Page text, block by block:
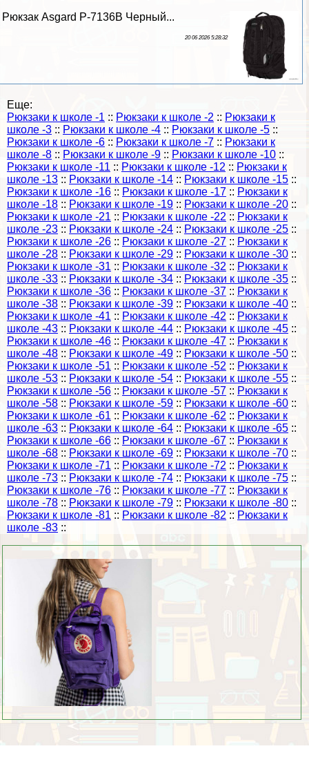
Рюкзак Asgard Р-7136В Черный...
20 06 2026 5:28:32
Еще:
Рюкзаки к школе -1 :: Рюкзаки к школе -2 :: Рюкзаки к
школе -3 :: Рюкзаки к школе -4 :: Рюкзаки к школе -5 ::
Рюкзаки к школе -6 :: Рюкзаки к школе -7 :: Рюкзаки к
школе -8 :: Рюкзаки к школе -9 :: Рюкзаки к школе -10 ::
Рюкзаки к школе -11 :: Рюкзаки к школе -12 :: Рюкзаки к
школе -13 :: Рюкзаки к школе -14 :: Рюкзаки к школе -15 ::
Рюкзаки к школе -16 :: Рюкзаки к школе -17 :: Рюкзаки к
школе -18 :: Рюкзаки к школе -19 :: Рюкзаки к школе -20 ::
Рюкзаки к школе -21 :: Рюкзаки к школе -22 :: Рюкзаки к
школе -23 :: Рюкзаки к школе -24 :: Рюкзаки к школе -25 ::
Рюкзаки к школе -26 :: Рюкзаки к школе -27 :: Рюкзаки к
школе -28 :: Рюкзаки к школе -29 :: Рюкзаки к школе -30 ::
Рюкзаки к школе -31 :: Рюкзаки к школе -32 :: Рюкзаки к
школе -33 :: Рюкзаки к школе -34 :: Рюкзаки к школе -35 ::
Рюкзаки к школе -36 :: Рюкзаки к школе -37 :: Рюкзаки к
школе -38 :: Рюкзаки к школе -39 :: Рюкзаки к школе -40 ::
Рюкзаки к школе -41 :: Рюкзаки к школе -42 :: Рюкзаки к
школе -43 :: Рюкзаки к школе -44 :: Рюкзаки к школе -45 ::
Рюкзаки к школе -46 :: Рюкзаки к школе -47 :: Рюкзаки к
школе -48 :: Рюкзаки к школе -49 :: Рюкзаки к школе -50 ::
Рюкзаки к школе -51 :: Рюкзаки к школе -52 :: Рюкзаки к
школе -53 :: Рюкзаки к школе -54 :: Рюкзаки к школе -55 ::
Рюкзаки к школе -56 :: Рюкзаки к школе -57 :: Рюкзаки к
школе -58 :: Рюкзаки к школе -59 :: Рюкзаки к школе -60 ::
Рюкзаки к школе -61 :: Рюкзаки к школе -62 :: Рюкзаки к
школе -63 :: Рюкзаки к школе -64 :: Рюкзаки к школе -65 ::
Рюкзаки к школе -66 :: Рюкзаки к школе -67 :: Рюкзаки к
школе -68 :: Рюкзаки к школе -69 :: Рюкзаки к школе -70 ::
Рюкзаки к школе -71 :: Рюкзаки к школе -72 :: Рюкзаки к
школе -73 :: Рюкзаки к школе -74 :: Рюкзаки к школе -75 ::
Рюкзаки к школе -76 :: Рюкзаки к школе -77 :: Рюкзаки к
школе -78 :: Рюкзаки к школе -79 :: Рюкзаки к школе -80 ::
Рюкзаки к школе -81 :: Рюкзаки к школе -82 :: Рюкзаки к
школе -83 ::